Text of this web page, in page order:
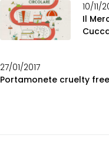
10/11/
Il
27/01/2017
Portamonete cruelty